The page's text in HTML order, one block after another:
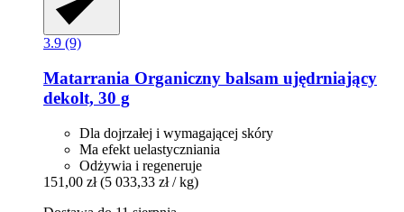
3.9 (9)
Matarrania Organiczny balsam ujędrniający
dekolt, 30 g
Dla dojrzałej i wymagającej skóry
Ma efekt uelastyczniania
Odżywia i regeneruje
151,00 zł (5 033,33 zł / kg)